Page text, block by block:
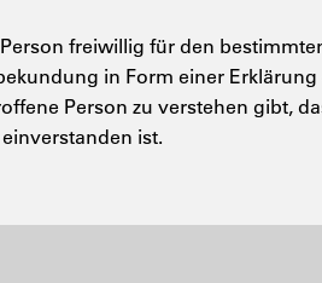
freiwillig für den
in Form einer
Person zu verstehen gibt,
ist.